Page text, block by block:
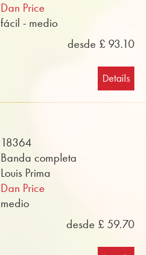
Dan Price
fácil - medio
desde £ 93.10
Details
18364
Banda completa
Louis Prima
Dan Price
medio
desde £ 59.70